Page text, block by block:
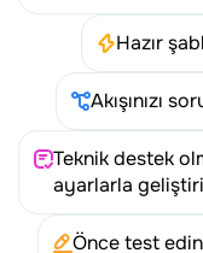
Hazır
Akışınızı
Teknik destek
ayarlarla
Önce test